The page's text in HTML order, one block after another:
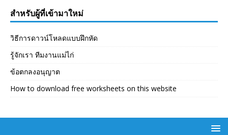
สำหรับผู้ที่เข้ามาใหม่
วิธีการดาวน์โหลดแบบฝึกหัด
รู้จักเรา ทีมงานแม่ไก่
ข้อตกลงอนุญาต
How to download free worksheets on this website